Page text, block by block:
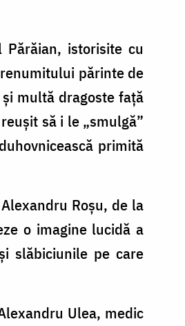
istorisite cu
părinte de
multă dragoste față
să i le „smulgă”
primită
Roșu, de la
o imagine lucidă a
slăbiciunile pe care
Ulea, medic